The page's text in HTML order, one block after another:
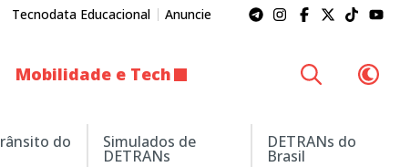
Tecnodata Educacional Anuncie
Mobilidade e Tech
do Simulados de
DETRANs
DETRANs do
Brasil